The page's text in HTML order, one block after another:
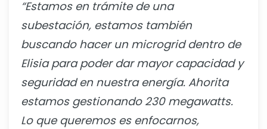
“Estamos en trámite de una
subestación, estamos también
buscando hacer un microgrid dentro de
Elisia para poder dar mayor capacidad y
seguridad en nuestra energía. Ahorita
estamos gestionando 230 megawatts.
Lo que queremos es enfocarnos,